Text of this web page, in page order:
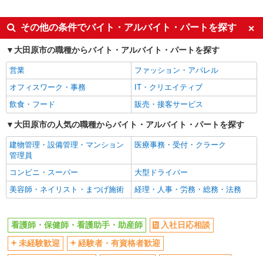
同じ特徴から西那須野駅の求人を探す
入社日応相談
未経験歓迎
経験者・有資格者歓迎
新卒・第二新卒歓迎
女性活躍中
主婦・主夫歓迎
フリーター歓迎
学歴不問
ブランクOK
ミドル（40代～）活躍中
エルダー（50代～）活躍中
シニア（60代～）活躍中
高収入・高額
ボーナス・賞与あり
昇給あり
完全週休2日制
フルタイム歓迎
禁煙・分煙
駅直結・駅チカ
車通勤OK
残業少なめ（月20h未満）
交通費支給
社会保険あり
産休・育休取得実績あり
その他の条件でバイト・アルバイト・パートを探す
大田原市の職種からバイト・アルバイト・パートを探す
営業
ファッション・アパレル
オフィスワーク・事務
IT・クリエイティブ
飲食・フード
販売・接客サービス
大田原市の人気の職種からバイト・アルバイト・パートを探す
建物管理・設備管理・マンション
管理員
医療事務・受付・クラーク
コンビニ・スーパー
大型ドライバー
美容師・ネイリスト・まつげ施術
経理・人事・労務・総務・法務
看護師・保健師・看護助手・助産師
入社日応相談
未経験歓迎
経験者・有資格者歓迎